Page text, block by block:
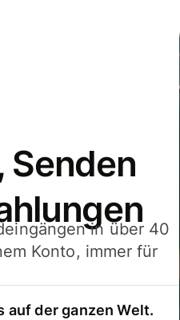
Senden
in über 40
Konto, immer für
auf der ganzen Welt.